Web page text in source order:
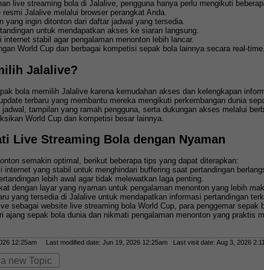
live streaming bola di Jalalive, pengguna hanya perlu mengikuti
resmi Jalalive melalui browser perangkat Anda.
yang ingin ditonton dari daftar jadwal yang tersedia.
untuk mendapatkan akses ke siaran langsung.
internet stabil agar pengalaman menonton lebih lancar.
World Cup dan berbagai kompetisi sepak bola lainnya secara real-time.
Jalalive?
bola memilih Jalalive karena kemudahan akses dan kelengkapan
terbaru yang membantu mereka mengikuti perkembangan dunia
jadwal, tampilan yang ramah pengguna, serta dukungan akses melalui
World Cup dan kompetisi besar lainnya.
Live Streaming Bola dengan Nyaman
semakin optimal, berikut beberapa tips yang dapat diterapkan:
internet yang stabil untuk menghindari buffering saat pertandingan
lebih awal agar tidak melewatkan laga penting.
dengan layar yang nyaman untuk pengalaman menonton yang lebih
yang tersedia di Jalalive untuk mendapatkan informasi pertandingan
sebagai website live streaming bola World Cup, para penggemar
ajang sepak bola dunia dan nikmati pengalaman menonton yang praktis
12:25am Last modified date: Jun 19, 2026 12:25am Last visit date: Aug 3, 2026
new Topic